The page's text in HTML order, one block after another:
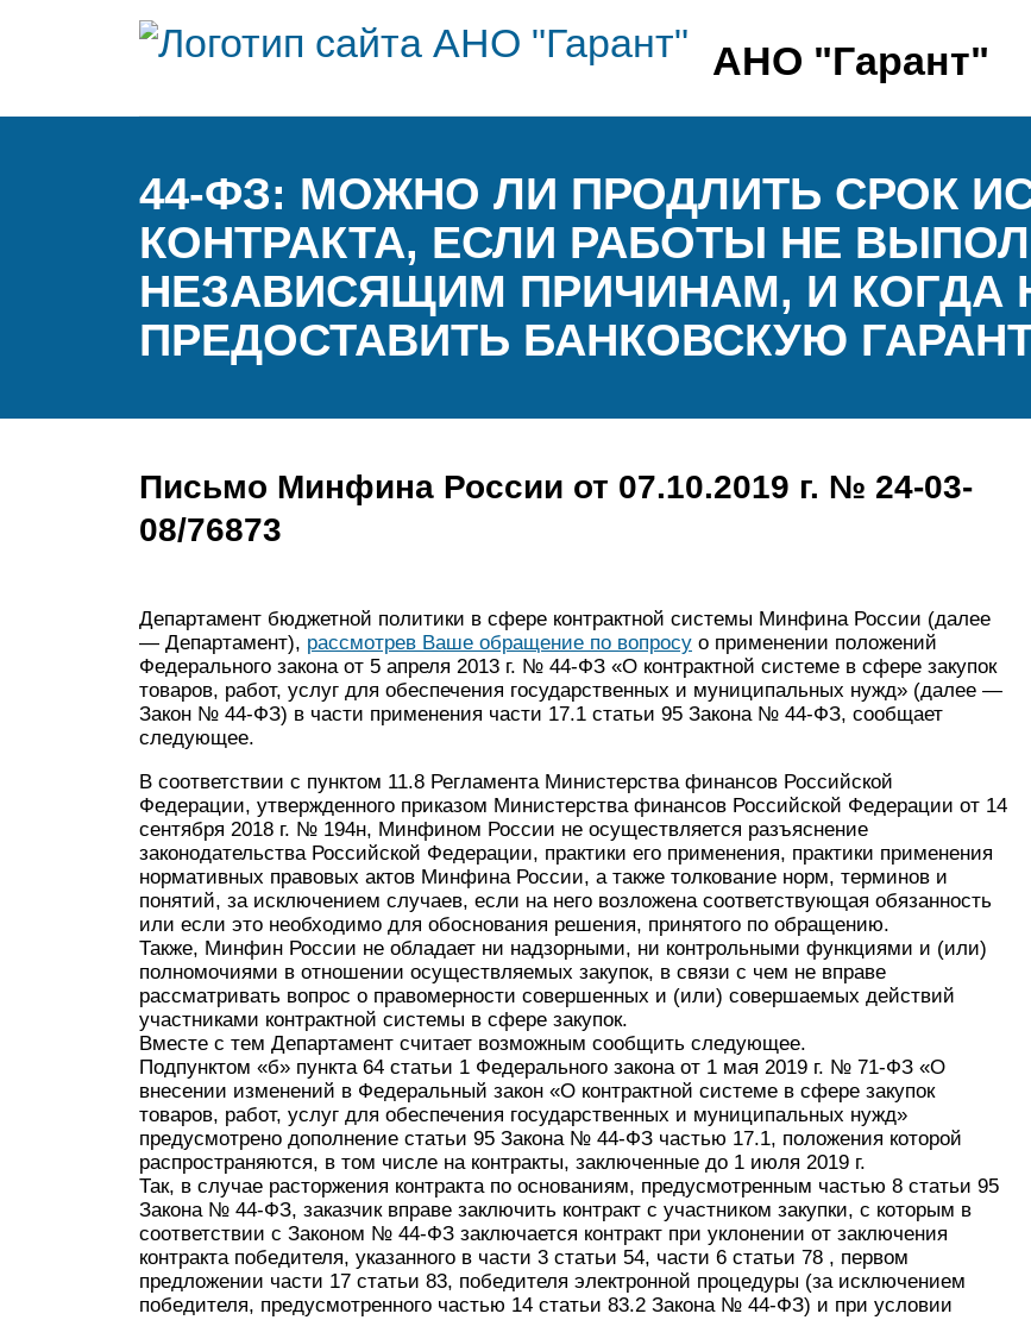
АНО "Гарант"
44-ФЗ: МОЖНО ЛИ ПРОДЛИТЬ СРОК
КОНТРАКТА, ЕСЛИ РАБОТЫ НЕ
НЕЗАВИСЯЩИМ ПРИЧИНАМ, И КОГДА
ПРЕДОСТАВИТЬ БАНКОВСКУЮ
Письмо Минфина России от 07.10.2019 г. № 24-03-
08/76873
Департамент бюджетной политики в сфере контрактной системы Минфина России (далее
— Департамент), рассмотрев Ваше обращение по вопросу о применении положений
Федерального закона от 5 апреля 2013 г. № 44-ФЗ «О контрактной системе в сфере закупок
товаров, работ, услуг для обеспечения государственных и муниципальных нужд» (далее —
Закон № 44-ФЗ) в части применения части 17.1 статьи 95 Закона № 44-ФЗ, сообщает
следующее.
В соответствии с пунктом 11.8 Регламента Министерства финансов Российской
Федерации, утвержденного приказом Министерства финансов Российской Федерации от 14
сентября 2018 г. № 194н, Минфином России не осуществляется разъяснение
законодательства Российской Федерации, практики его применения, практики применения
нормативных правовых актов Минфина России, а также толкование норм, терминов и
понятий, за исключением случаев, если на него возложена соответствующая обязанность
или если это необходимо для обоснования решения, принятого по обращению.
Также, Минфин России не обладает ни надзорными, ни контрольными функциями и (или)
полномочиями в отношении осуществляемых закупок, в связи с чем не вправе
рассматривать вопрос о правомерности совершенных и (или) совершаемых действий
участниками контрактной системы в сфере закупок.
Вместе с тем Департамент считает возможным сообщить следующее.
Подпунктом «б» пункта 64 статьи 1 Федерального закона от 1 мая 2019 г. № 71-ФЗ «О
внесении изменений в Федеральный закон «О контрактной системе в сфере закупок
товаров, работ, услуг для обеспечения государственных и муниципальных нужд»
предусмотрено дополнение статьи 95 Закона № 44-ФЗ частью 17.1, положения которой
распространяются, в том числе на контракты, заключенные до 1 июля 2019 г.
Так, в случае расторжения контракта по основаниям, предусмотренным частью 8 статьи 95
Закона № 44-ФЗ, заказчик вправе заключить контракт с участником закупки, с которым в
соответствии с Законом № 44-ФЗ заключается контракт при уклонении от заключения
контракта победителя, указанного в части 3 статьи 54, части 6 статьи 78 , первом
предложении части 17 статьи 83, победителя электронной процедуры (за исключением
победителя, предусмотренного частью 14 статьи 83.2 Закона № 44-ФЗ) и при условии